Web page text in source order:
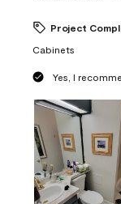
Project
Cabinets
Yes, I